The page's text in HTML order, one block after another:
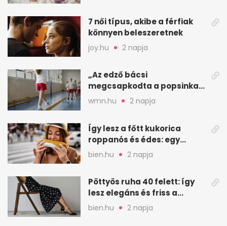
7 női típus, akibe a férfiak
könnyen beleszeretnek
joy.hu 2 napja
„Az edző bácsi
megcsapkodta a popsinkat”
– Klára nyári táboros
wmn.hu 2 napja
Így lesz a főtt kukorica
roppanós és édes: egy
zöldséges trükkje
bien.hu 2 napja
Pöttyös ruha 40 felett: így
lesz elegáns és friss a
kedvenc minta
bien.hu 2 napja